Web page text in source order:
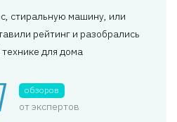
стиральную машину, или
рейтинг и разобрались
для дома
обзоров
от экспертов